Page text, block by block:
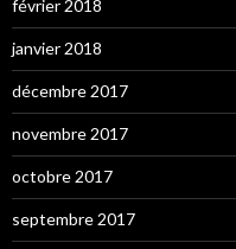
février 2018
janvier 2018
décembre 2017
novembre 2017
octobre 2017
septembre 2017